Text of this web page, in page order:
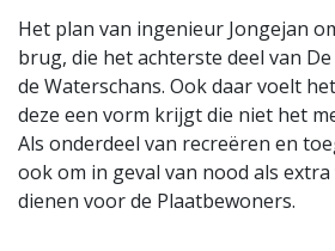
Het plan van ingenieur Jongejan
brug, die het achterste deel van
de Waterschans. Ook daar voelt
deze een vorm krijgt die niet het
Als onderdeel van recreëren en
ook om in geval van nood als
dienen voor de Plaatbewoners.